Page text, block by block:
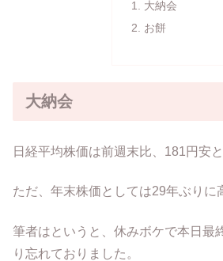
大納会
お餅
大納会
日経平均株価は前週末比、181円安
ただ、年末株価としては29年ぶりに
筆者はというと、休みボケで本日最
り忘れておりました。